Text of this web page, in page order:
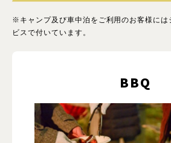
※キャンプ及び車中泊をご利用のお客様には
ビスで付いています。
BBQ